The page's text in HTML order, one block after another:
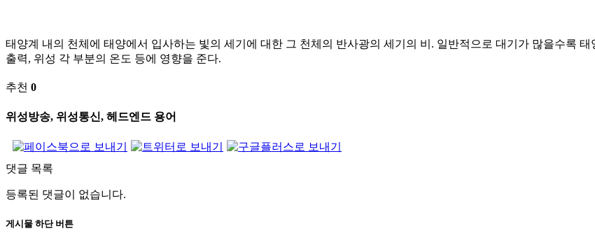
태양계 내의 천체에 태양에서 입사하는 빛의 세기에 대한 그 천체의 반사광의 세기의 비. 일반적으로 대기가 많을수록
출력, 위성 각 부분의 온도 등에 영향을 준다.
추천 0
위성방송, 위성통신, 헤드엔드 용어
댓글 목록
등록된 댓글이 없습니다.
게시물 하단 버튼